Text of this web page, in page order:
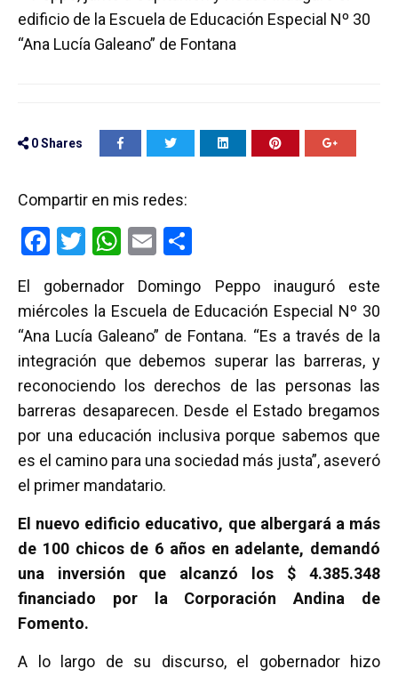
0Shares
Compartir en mis redes:
F
ce
b
o
o
k
T
tt
er
W
at
s
A
p
p
E
ail m
p
ar
tir
El gobernador Domingo Peppo inauguró este
miércoles la Escuela de Educación Especial Nº 30
“Ana Lucía Galeano” de Fontana. “Es a través de la
integración que debemos superar las barreras, y
reconociendo los derechos de las personas las
barreras desaparecen. Desde el Estado bregamos
por una educación inclusiva porque sabemos que
es el camino para una sociedad más justa”, aseveró
el primer mandatario.
El nuevo edificio educativo, que albergará a más
de 100 chicos de 6 años en adelante, demandó
una inversión que alcanzó los $ 4.385.348
financiado por la Corporación Andina de
Fomento.
A lo largo de su discurso, el gobernador hizo